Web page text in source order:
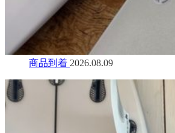
商品到着 2026.08.09